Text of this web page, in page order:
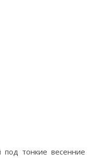
тонкие весенние